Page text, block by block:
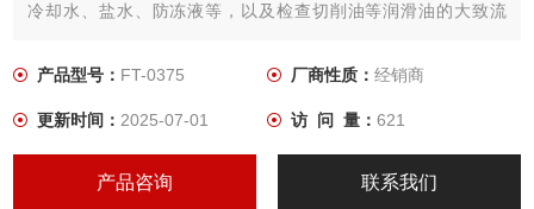
冷却水、盐水、防冻液等，以及检查切削油等润滑油的大致流
上进行模拟输出，并且可以制造1000L/h左右的流量范围，而这
产品型号： FT-0375 厂商性质： 经销商
更新时间：2025-07-01 访 问 量： 621
产品咨询 联系我们